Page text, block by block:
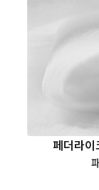
페더라이